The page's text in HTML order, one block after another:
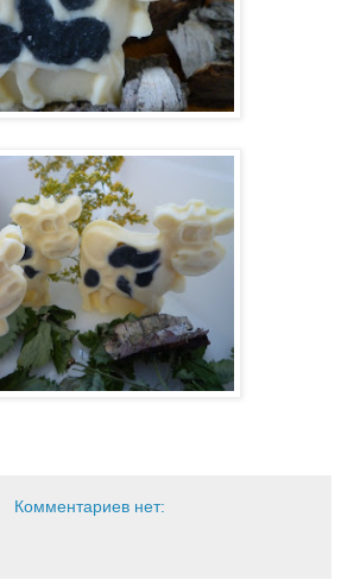
Комментариев нет: